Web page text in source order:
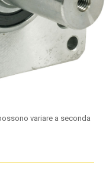
variare a seconda